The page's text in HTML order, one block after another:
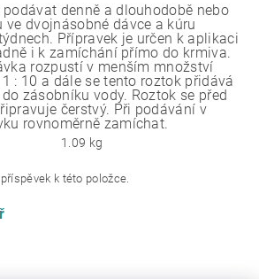
denně a dlouhodobě nebo
ve dvojnásobné dávce a kúru
Přípravek je určen k aplikaci
i k zamíchání přímo do krmiva.
rozpustí v menším množství
: 10 a dále se tento roztok přidává
zásobníku vody. Roztok se před
čerstvý. Při podávání v
rovnoměrně zamíchat.
1.09 kg
k této položce.